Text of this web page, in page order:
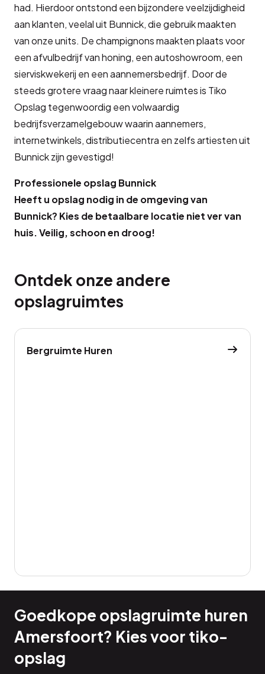
had. Hierdoor ontstond een bijzondere veelzijdigheid
aan klanten, veelal uit Bunnick, die gebruik maakten
van onze units. De champignons maakten plaats voor
een afvulbedrijf van honing, een autoshowroom, een
sierviskwekerij en een aannemersbedrijf. Door de
steeds grotere vraag naar kleinere ruimtes is Tiko
Opslag tegenwoordig een volwaardig
bedrijfsverzamelgebouw waarin aannemers,
internetwinkels, distributiecentra en zelfs artiesten uit
Bunnick zijn gevestigd!
Professionele opslag Bunnick
Heeft u opslag nodig in de omgeving van
Bunnick? Kies de betaalbare locatie niet ver van
huis. Veilig, schoon en droog!
Ontdek onze andere
opslagruimtes
Bergruimte Huren
Goedkope opslagruimte huren
Amersfoort? Kies voor tiko-
opslag